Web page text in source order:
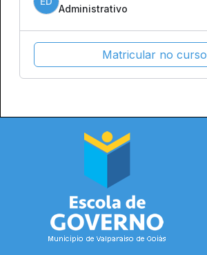
Administrativo
Matricular no curso